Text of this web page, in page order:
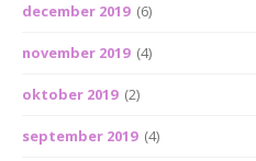
december 2019 (6)
november 2019 (4)
oktober 2019 (2)
september 2019 (4)